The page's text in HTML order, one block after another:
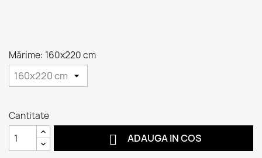
Mărime: 160x220 cm
Cantitate
 ADAUGA IN COS